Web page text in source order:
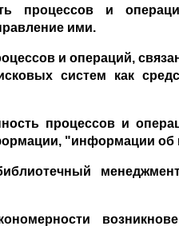
процессов и
ими.
и операций,
систем как
процессов и
"информации